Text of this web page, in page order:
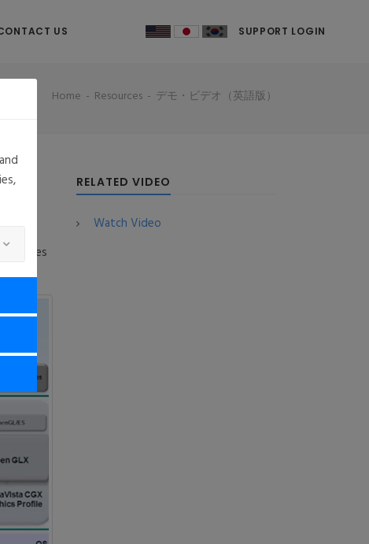
US SUPPORT LOGIN
Home Resources デモ・ビデオ（英語版）
RELATED VIDEO
Watch Video